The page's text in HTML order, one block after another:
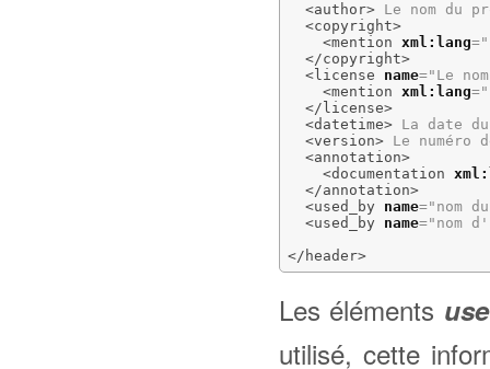
<author> Le nom du
<copyright>
<mention xml:lang=
</copyright>
<license
name="Le
<mention xml:lang=
</license>
<datetime> La date
<version> Le numéro
<annotation>
<documentation
</annotation>
<used_by
name="nom
<used_by
name="nom
</header>
Les éléments
utilisé, cette